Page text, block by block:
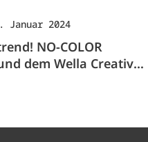
Januar 2024
NO-COLOR